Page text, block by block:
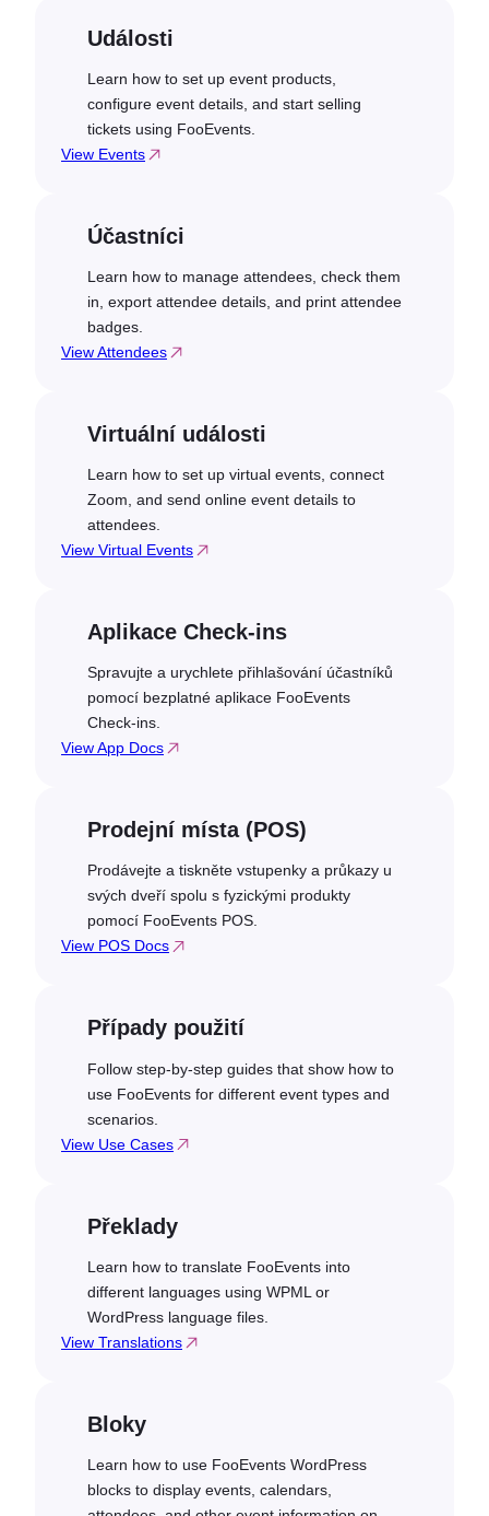
Události
Learn how to set up event products,
configure event details, and start selling
tickets using FooEvents.
View Events
Účastníci
Learn how to manage attendees, check them
in, export attendee details, and print attendee
badges.
View Attendees
Virtuální události
Learn how to set up virtual events, connect
Zoom, and send online event details to
attendees.
View Virtual Events
Aplikace Check-ins
Spravujte a urychlete přihlašování účastníků
pomocí bezplatné aplikace FooEvents
Check-ins.
View App Docs
Prodejní místa (POS)
Prodávejte a tiskněte vstupenky a průkazy u
svých dveří spolu s fyzickými produkty
pomocí FooEvents POS.
View POS Docs
Případy použití
Follow step-by-step guides that show how to
use FooEvents for different event types and
scenarios.
View Use Cases
Překlady
Learn how to translate FooEvents into
different languages using WPML or
WordPress language files.
View Translations
Bloky
Learn how to use FooEvents WordPress
blocks to display events, calendars,